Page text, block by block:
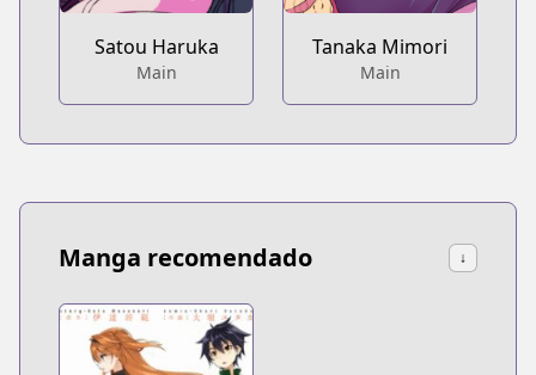
Satou Haruka
Main
Tanaka Mimori
Main
Manga recomendado ↓